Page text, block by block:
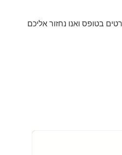
בטופס ואנו נחזור אליכם